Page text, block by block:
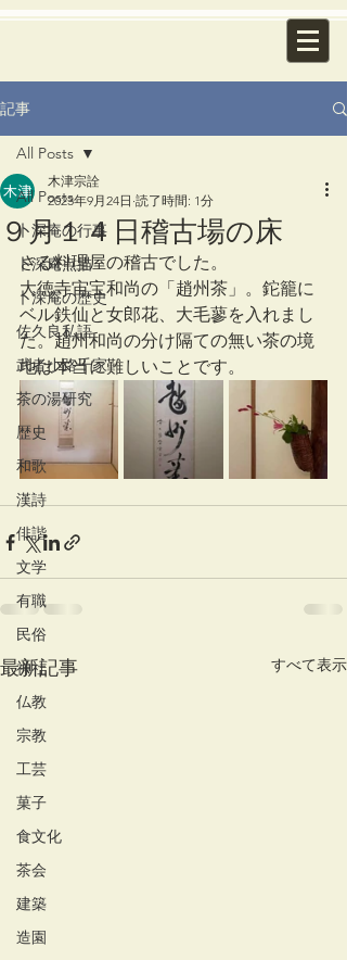
記事
All Posts
卜深庵の行事
卜深庵点描
卜深庵の歴史
佐久良私語
武者小路千家
茶の湯研究
歴史
和歌
漢詩
俳諧
文学
有職
民俗
神社
仏教
宗教
工芸
菓子
食文化
茶会
建築
造園
All Posts
９月１４日稽古場の床
木津宗詮
2023年9月24日 読了時間: 1分
さる料理屋の稽古でした。
大徳寺宙宝和尚の「趙州茶」。鉈籠に
ベル鉄仙と女郎花、大毛蓼を入れまし
た。趙州和尚の分け隔ての無い茶の境
地は本当に難しいことです。
最新記事 すべて表示